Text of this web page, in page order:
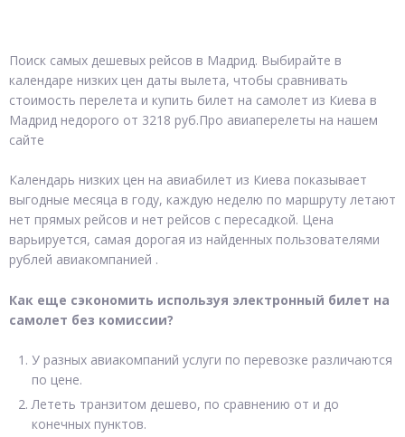
Поиск самых дешевых рейсов в Мадрид. Выбирайте в
календаре низких цен даты вылета, чтобы сравнивать
стоимость перелета и купить билет на самолет из Киева в
Мадрид недорого от 3218 руб.Про авиаперелеты на нашем
сайте
Календарь низких цен на авиабилет из Киева показывает
выгодные месяца в году, каждую неделю по маршруту летают
нет прямых рейсов и нет рейсов с пересадкой. Цена
варьируется, самая дорогая из найденных пользователями
рублей авиакомпанией .
Как еще сэкономить используя электронный билет на
самолет без комиссии?
У разных авиакомпаний услуги по перевозке различаются
по цене.
Лететь транзитом дешево, по сравнению от и до
конечных пунктов.